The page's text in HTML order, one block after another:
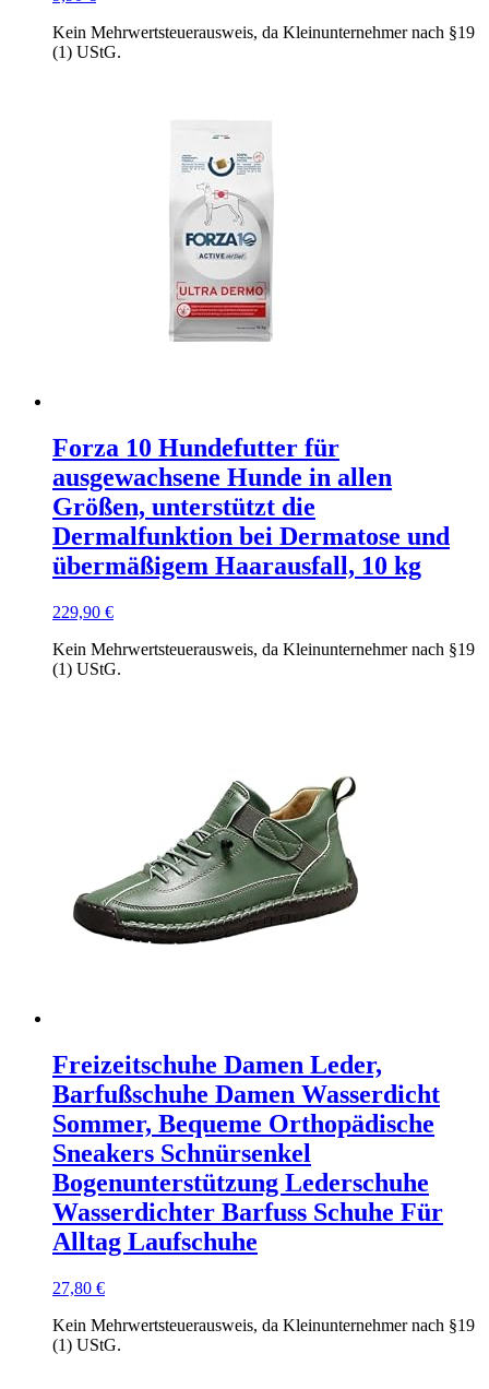
Kein Mehrwertsteuerausweis, da Kleinunternehmer nach §19
(1) UStG.
Forza 10 Hundefutter für
ausgewachsene Hunde in allen
Größen, unterstützt die
Dermalfunktion bei Dermatose und
übermäßigem Haarausfall, 10 kg
229,90 €
Kein Mehrwertsteuerausweis, da Kleinunternehmer nach §19
(1) UStG.
Freizeitschuhe Damen Leder,
Barfußschuhe Damen Wasserdicht
Sommer, Bequeme Orthopädische
Sneakers Schnürsenkel
Bogenunterstützung Lederschuhe
Wasserdichter Barfuss Schuhe Für
Alltag Laufschuhe
27,80 €
Kein Mehrwertsteuerausweis, da Kleinunternehmer nach §19
(1) UStG.